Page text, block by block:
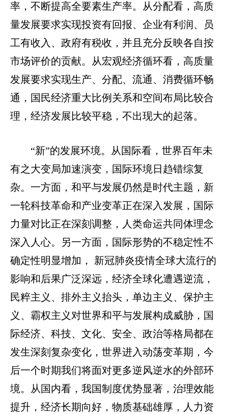
率，不断提高全要素生产率。从分配看，高质
量发展要求实现投资有回报、企业有利润、员
工有收入、政府有税收，并且充分反映各自按
市场评价的贡献。从宏观经济循环看，高质量
发展要求实现生产、分配、流通、消费循环畅
通，国民经济重大比例关系和空间布局比较合
理，经济发展比较平稳，不出现大的起落。
“新”的发展环境。从国际看，世界百年未
有之大变局加速演变，国际环境日趋错综复
杂。一方面，和平与发展仍然是时代主题，新
一轮科技革命和产业变革正在深入发展，国际
力量对比正在深刻调整，人类命运共同体理念
深入人心。另一方面，国际形势的不稳定性不
确定性明显增加， 新冠肺炎疫情全球大流行的
影响和后果广泛深远，经济全球化遭遇逆流，
民粹主义、排外主义抬头，单边主义、保护主
义、霸权主义对世界和平与发展构成威胁，国
际经济、科技、文化、安全、政治等格局都在
发生深刻复杂变化，世界进入动荡变革期，今
后一个时期我们将面对更多逆风逆水的外部环
境。从国内看，我国制度优势显著，治理效能
提升，经济长期向好，物质基础雄厚，人力资